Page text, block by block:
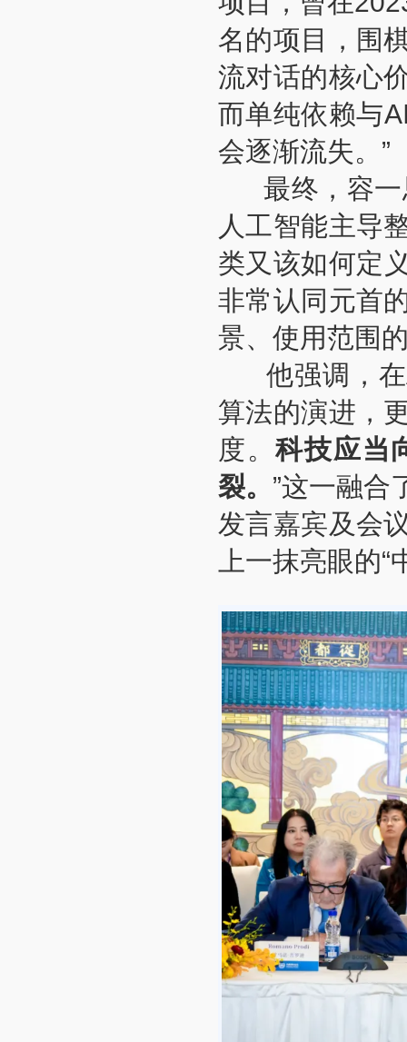
名的项目，围
流对话的核心
而单纯依赖与
会逐渐流失。”
最终，容一
人工智能主导
类又该如何定
非常认同元首
景、使用范围
他强调，在
算法的演进，
度。科技应当
裂。 ”这一融合
发言嘉宾及会
上一抹亮眼的“